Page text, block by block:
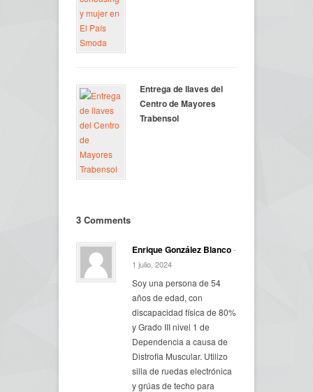
Entrega de llaves del
Centro de Mayores
Trabensol
3 Comments
Enrique González Blanco-
1 julio, 2024
Soy una persona de 54
años de edad, con
discapacidad física de 80%
y Grado III nivel 1 de
Dependencia a causa de
Distrofia Muscular. Utilizo
silla de ruedas electrónica
y grúas de techo para